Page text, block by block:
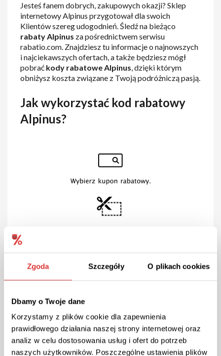
Zgoda Szczegóły O plikach cookies
Dbamy o Twoje dane
Korzystamy z plików cookie dla zapewnienia
prawidłowego działania naszej strony internetowej oraz
analiz w celu dostosowania usług i ofert do potrzeb
naszych użytkowników. Poszczególne ustawienia plików
Jesteś fanem dobrych, zakupowych okazji? Sklep
internetowy Alpinus przygotował dla swoich
Klientów szereg udogodnień. Śledź na bieżąco
rabaty Alpinus za pośrednictwem serwisu
rabatio.com. Znajdziesz tu informacje o najnowszych
i najciekawszych ofertach, a także będziesz mógł
pobrać kody rabatowe Alpinus, dzięki którym
obniżysz koszta związane z Twoją podróżniczą pasją.
Jak wykorzystać kod rabatowy
Alpinus?